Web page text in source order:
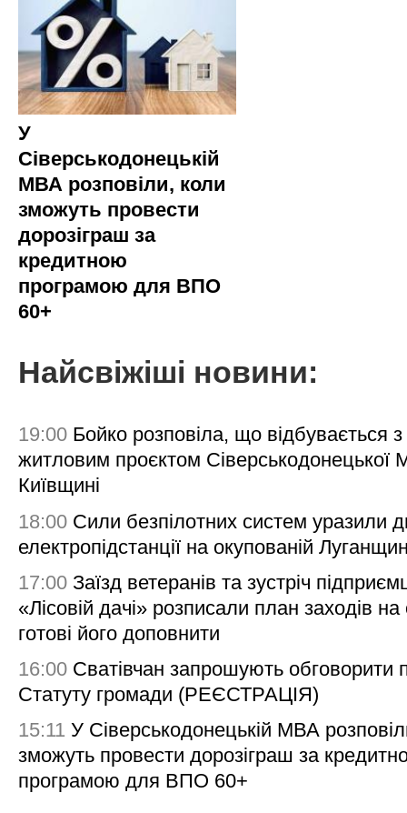
У
Сіверськодонецькій
МВА розповіли, коли
зможуть провести
дорозіграш за
кредитною
програмою для ВПО
60+
Найсвіжіші новини:
19:00 Бойко розповіла, що відбувається з
житловим проєктом Сіверськодонецької
Київщині
18:00 Сили безпілотних систем уразили
електропідстанції на окупованій
17:00 Заїзд ветеранів та зустріч
«Лісовій дачі» розписали план заходів на
готові його доповнити
16:00 Сватівчан запрошують обговорити
Статуту громади (РЕЄСТРАЦІЯ)
15:11 У Сіверськодонецькій МВА
зможуть провести дорозіграш за
програмою для ВПО 60+